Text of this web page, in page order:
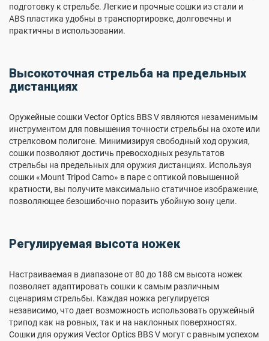
подготовку к стрельбе. Легкие и прочные сошки из стали и
ABS пластика удобны в транспортировке, долговечны и
практичны в использовании.
Высокоточная стрельба на предельных
дистанциях
Оружейные сошки Vector Optics BBS V являются незаменимым
инструментом для повышения точности стрельбы на охоте или
стрелковом полигоне. Минимизируя свободный ход оружия,
сошки позволяют достичь превосходных результатов
стрельбы на предельных для оружия дистанциях. Используя
сошки «Mount Tripod Camo» в паре с оптикой повышенной
кратности, вы получите максимально статичное изображение,
позволяющее безошибочно поразить убойную зону цели.
Регулируемая высота ножек
Настраиваемая в диапазоне от 80 до 188 см высота ножек
позволяет адаптировать сошки к самым различным
сценариям стрельбы. Каждая ножка регулируется
независимо, что дает возможность использовать оружейный
трипод как на ровных, так и на наклонных поверхностях.
Сошки для оружия Vector Optics BBS V могут с равным успехом